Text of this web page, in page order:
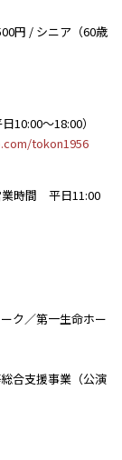
円 / シニア（60歳
～18:00）
tokon1956
業時間 平日11:00
ク／第一生命ホー
合支援事業（公演